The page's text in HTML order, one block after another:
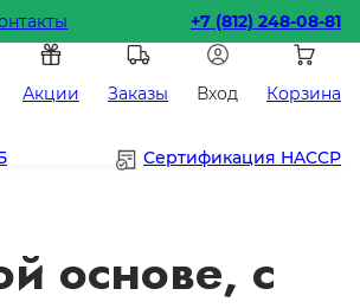
+7 (812) 248-08-81
Акции Заказы Вход Корзина
Сертификация HACCP
основе, с